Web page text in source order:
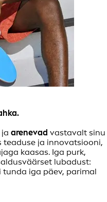
ja arenevad vastavalt sinu
ja innovatsiooni,
kaasas. Iga purk,
lubadust:
iga päev, parimal